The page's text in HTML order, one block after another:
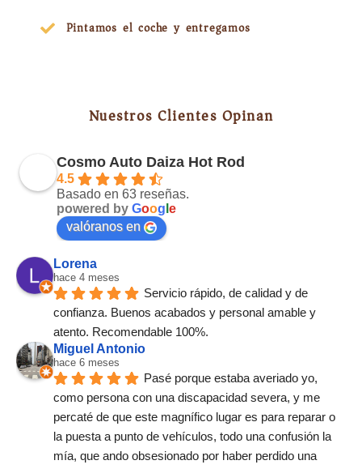
Pintamos el coche y entregamos
Nuestros Clientes Opinan
Cosmo Auto Daiza Hot Rod
4.5
Basado en 63 reseñas.
powered by Goog e
valóranos en
Lorena
hace 4 meses
Servicio rápido, de calidad y de
confianza. Buenos acabados y personal amable y
atento. Recomendable 100%.
Miguel Antonio
hace 6 meses
Pasé porque estaba averiado yo,
como persona con una discapacidad severa, y me
percaté de que este magnífico lugar es para reparar o
la puesta a punto de vehículos, todo una confusión la
mía, que ando obsesionado por haber perdido una